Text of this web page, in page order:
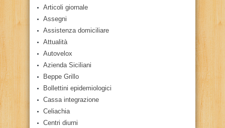
Articoli giornale
Assegni
Assistenza domiciliare
Attualità
Autovelox
Azienda Siciliani
Beppe Grillo
Bollettini epidemiologici
Cassa integrazione
Celiachia
Centri diurni